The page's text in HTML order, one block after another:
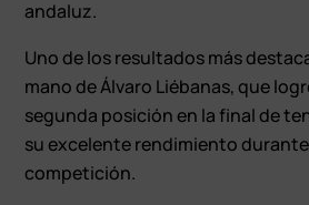
andaluz.
Uno de los resultados más
mano de Álvaro Liébanas, que
segunda posición en la final de
su excelente rendimiento
competición.